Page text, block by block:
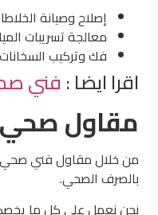
إصلاح وصيانة
معالجة تسريبات
فك وتركيب
اقرا ايضا :فني صحي
مقاول صحي
من خلال مقاول فني صحي
بالصرف الصحي.